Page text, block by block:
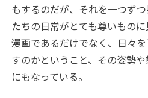
もするのだが、それを一つず
たちの日常がとても尊いもの
漫画であるだけでなく、日々
すのかということ、その姿勢
にもなっている。